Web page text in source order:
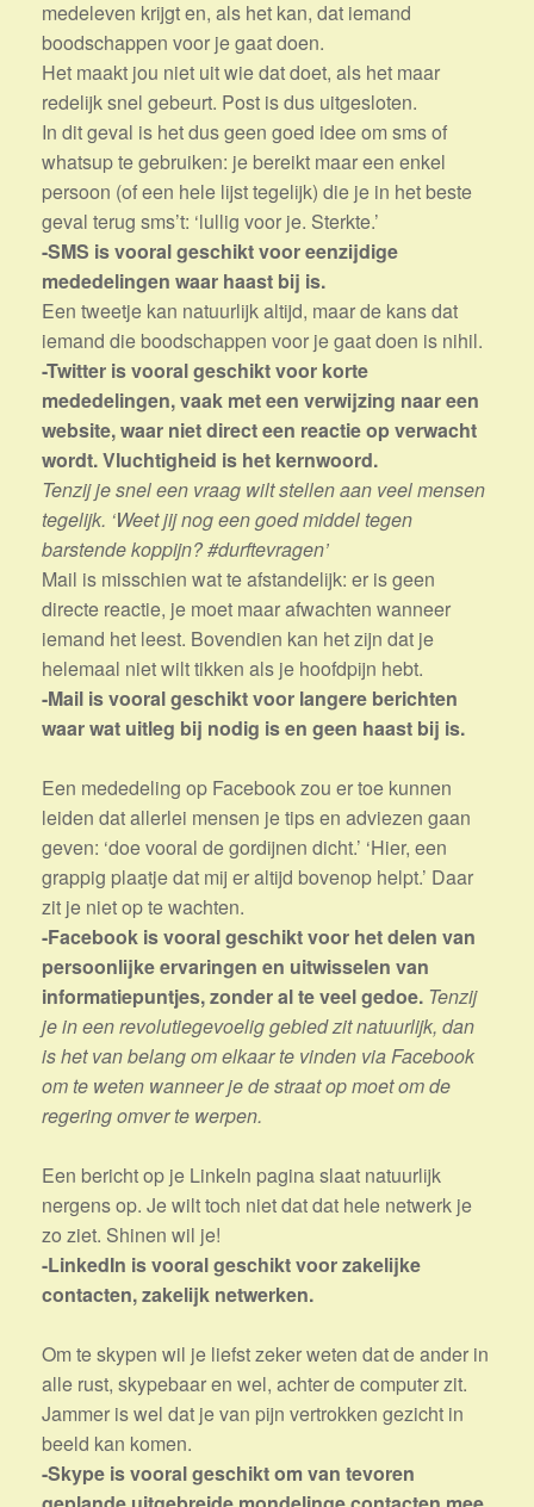
medeleven krijgt en, als het kan, dat iemand
boodschappen voor je gaat doen.
Het maakt jou niet uit wie dat doet, als het maar
redelijk snel gebeurt. Post is dus uitgesloten.
In dit geval is het dus geen goed idee om sms of
whatsup te gebruiken: je bereikt maar een enkel
persoon (of een hele lijst tegelijk) die je in het beste
geval terug sms’t: ‘lullig voor je. Sterkte.’
-SMS is vooral geschikt voor eenzijdige
mededelingen waar haast bij is.
Een tweetje kan natuurlijk altijd, maar de kans dat
iemand die boodschappen voor je gaat doen is nihil.
-Twitter is vooral geschikt voor korte
mededelingen, vaak met een verwijzing naar een
website, waar niet direct een reactie op verwacht
wordt. Vluchtigheid is het kernwoord.
Tenzij je snel een vraag wilt stellen aan veel mensen
tegelijk. ‘Weet jij nog een goed middel tegen
barstende koppijn? #durftevragen’
Mail is misschien wat te afstandelijk: er is geen
directe reactie, je moet maar afwachten wanneer
iemand het leest. Bovendien kan het zijn dat je
helemaal niet wilt tikken als je hoofdpijn hebt.
-Mail is vooral geschikt voor langere berichten
waar wat uitleg bij nodig is en geen haast bij is.
Een mededeling op Facebook zou er toe kunnen
leiden dat allerlei mensen je tips en adviezen gaan
geven: ‘doe vooral de gordijnen dicht.’ ‘Hier, een
grappig plaatje dat mij er altijd bovenop helpt.’ Daar
zit je niet op te wachten.
-Facebook is vooral geschikt voor het delen van
persoonlijke ervaringen en uitwisselen van
informatiepuntjes, zonder al te veel gedoe. Tenzij
je in een revolutiegevoelig gebied zit natuurlijk, dan
is het van belang om elkaar te vinden via Facebook
om te weten wanneer je de straat op moet om de
regering omver te werpen.
Een bericht op je LinkeIn pagina slaat natuurlijk
nergens op. Je wilt toch niet dat dat hele netwerk je
zo ziet. Shinen wil je!
-LinkedIn is vooral geschikt voor zakelijke
contacten, zakelijk netwerken.
Om te skypen wil je liefst zeker weten dat de ander in
alle rust, skypebaar en wel, achter de computer zit.
Jammer is wel dat je van pijn vertrokken gezicht in
beeld kan komen.
-Skype is vooral geschikt om van tevoren